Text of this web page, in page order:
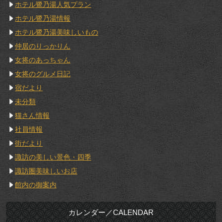
ホテル鷺乃湯人気プラン
ホテル鷺乃湯情報
ホテル鷺乃湯美味しいもの
仲居のりっかりん
女将のあっちゃん
女将のグルメ日記
宿だより
未分類
猫さん情報
社員情報
街だより
諏訪の美しい景色・四季
諏訪圏美味しいお店
館内の御案内
カレンダー／CALENDAR